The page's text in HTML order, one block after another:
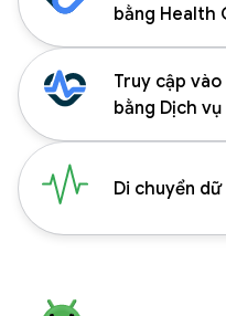
bằng Health
Truy cập vào
bằng Dịch
Di chuyển